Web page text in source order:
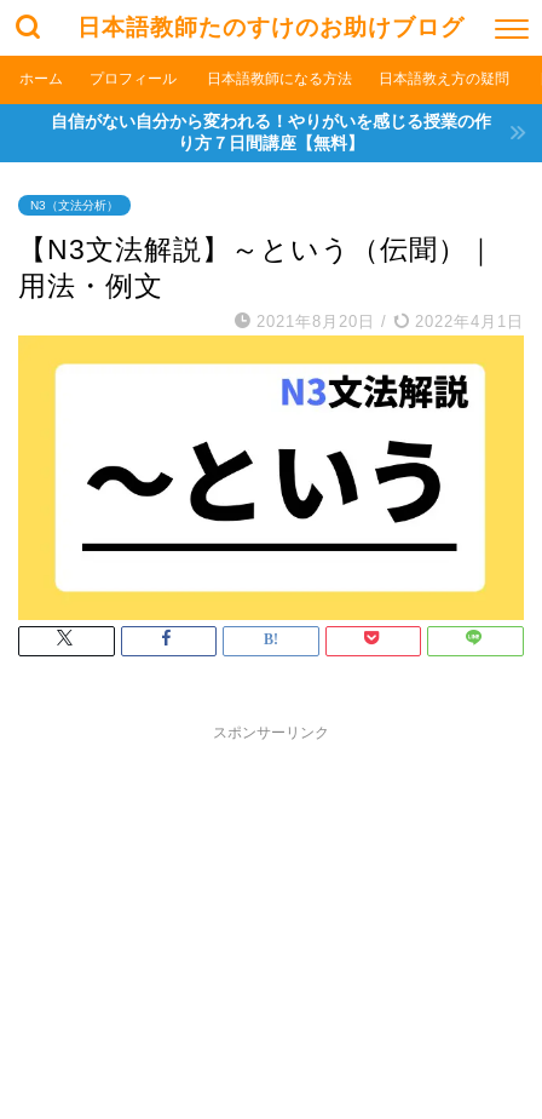
日本語教師たのすけのお助けブログ
ホーム プロフィール 日本語教師になる方法 日本語教え方の疑問
自信がない自分から変われる！やりがいを感じる授業の作
り方７日間講座【無料】
N3（文法分析）
【N3文法解説】～という（伝聞）｜
用法・例文
2021年8月20日 / 2022年4月1日
スポンサーリンク